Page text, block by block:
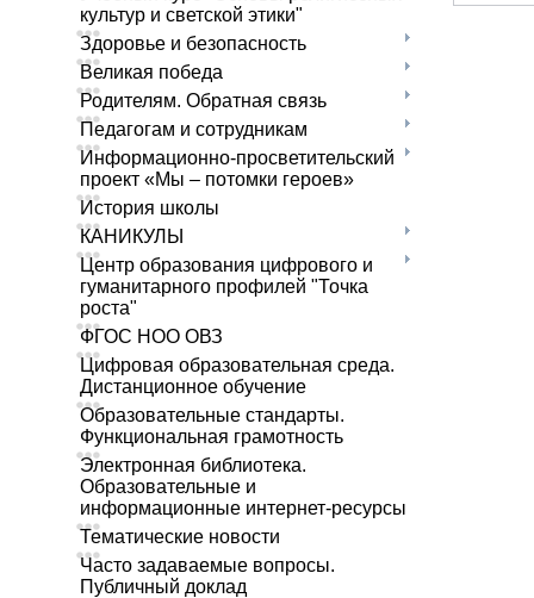
культур и светской этики"
Здоровье и безопасность
Великая победа
Родителям. Обратная связь
Педагогам и сотрудникам
Информационно-просветительский
проект «Мы – потомки героев»
История школы
КАНИКУЛЫ
Центр образования цифрового и
гуманитарного профилей "Точка
роста"
ФГОС НОО ОВЗ
Цифровая образовательная среда.
Дистанционное обучение
Образовательные стандарты.
Функциональная грамотность
Электронная библиотека.
Образовательные и
информационные интернет-ресурсы
Тематические новости
Часто задаваемые вопросы.
Публичный доклад